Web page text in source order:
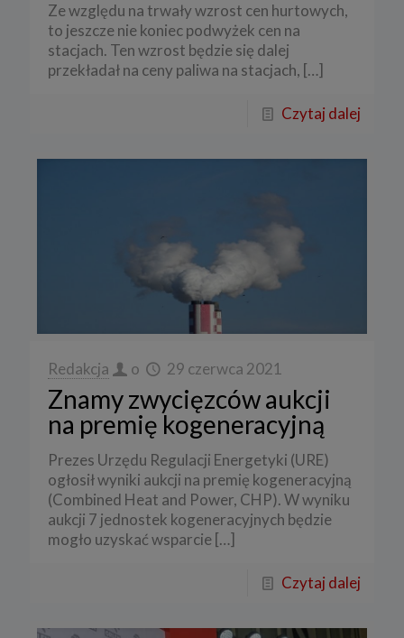
Ze względu na trwały wzrost cen hurtowych,
to jeszcze nie koniec podwyżek cen na
stacjach. Ten wzrost będzie się dalej
przekładał na ceny paliwa na stacjach, […]
Czytaj dalej
Redakcja o 29 czerwca 2021
Znamy zwycięzców aukcji
na premię kogeneracyjną
Prezes Urzędu Regulacji Energetyki (URE)
ogłosił wyniki aukcji na premię kogeneracyjną
(Combined Heat and Power, CHP). W wyniku
aukcji 7 jednostek kogeneracyjnych będzie
mogło uzyskać wsparcie[…]
Czytaj dalej